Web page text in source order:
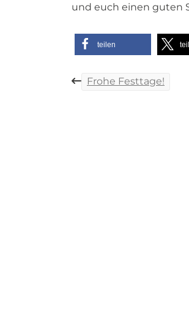
und euch einen guten
teilen
Frohe Festtage!